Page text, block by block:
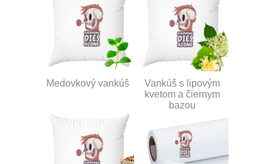
Medovkový vankúš
Vankúš s lipovým
kvetom a čiernym
bazou